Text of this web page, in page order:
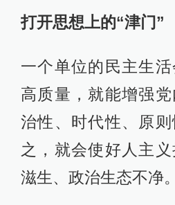
打开思想上的“津门”
一个单位的民主生
高质量，就能增强
治性、时代性、原
之，就会使好人主
滋生、政治生态不净。